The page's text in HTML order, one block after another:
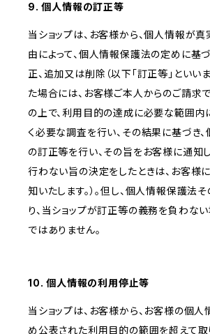
9. 個人情報の訂正等
当ショップは、お客様から、個人情報が
由によって、個人情報保護法の定めに基
正、追加又は削除（以下「訂正等」といい
た場合には、お客様ご本人からのご請求
の上で、利用目的の達成に必要な範囲内
く必要な調査を行い、その結果に基づき
の訂正等を行い、その旨をお客様に通知
行わない旨の決定をしたときは、お客様
知いたします。）。但し、個人情報保護法
り、当ショップが訂正等の義務を負わな
ではありません。
10. 個人情報の利用停止等
当ショップは、お客様から、お客様の個人
め公表された利用目的の範囲を超えて取